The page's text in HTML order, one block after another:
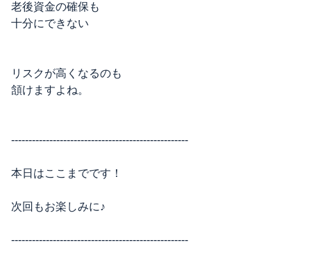
老後資金の確保も
十分にできない
リスクが高くなるのも
頷けますよね。
---------------------------------------------------
本日はここまでです！
次回もお楽しみに♪
---------------------------------------------------